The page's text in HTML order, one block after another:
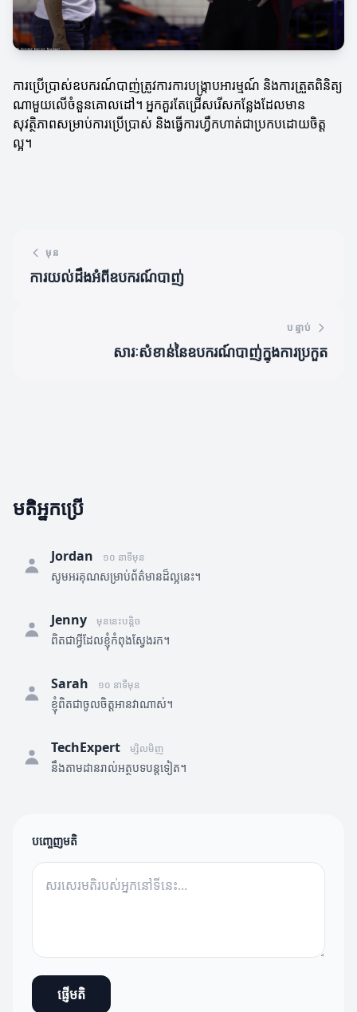
ការប្រើប្រាស់ឧបករណ៍បាញ់ត្រូវការការបង្រ្កាបអារម្មណ៍ និងការត្រួតពិនិត្យ
ណាមួយលើចំនួនគោលដៅ។ អ្នកគួរតែជ្រើសរើសកន្លែងដែលមាន
សុវត្ថិភាពសម្រាប់ការប្រើប្រាស់ និងធ្វើការហ្វឹកហាត់ជាប្រកបដោយចិត្ត
ល្អ។
មុន
ការយល់ដឹងអំពីឧបករណ៍បាញ់
បន្ទាប់
សារៈសំខាន់នៃឧបករណ៍បាញ់ក្នុងការប្រកួត
មតិអ្នកប្រើ
Jordan ១០ នាទីមុន
សូមអរគុណសម្រាប់ព័ត៌មានដ៏ល្អនេះ។
Jenny មុននេះបន្តិច
ពិតជាអ្វីដែលខ្ញុំកំពុងស្វែងរក។
Sarah ១០ នាទីមុន
ខ្ញុំពិតជាចូលចិត្តអានវាណាស់។
TechExpert ម្សិលមិញ
នឹងតាមដានរាល់អត្ថបទបន្តទៀត។
បញ្ចេញមតិ
ផ្ញើមតិ